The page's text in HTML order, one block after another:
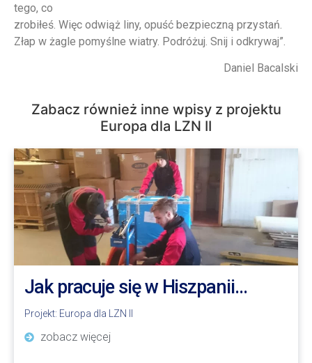
tego, co
zrobiłeś. Więc odwiąż liny, opuść bezpieczną przystań.
Złap w żagle pomyślne wiatry. Podróżuj. Snij i odkrywaj”.
Daniel Bacalski
Zabacz również inne wpisy z projektu
Europa dla LZN II
Jak pracuje się w Hiszpanii…
Projekt: Europa dla LZN II
zobacz więcej